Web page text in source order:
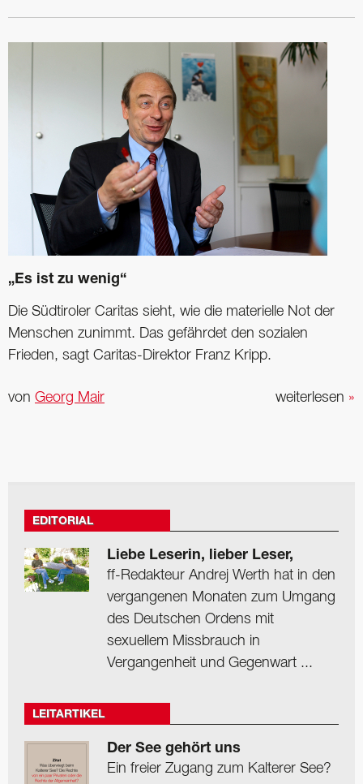
„Es ist zu wenig“
Die Südtiroler Caritas sieht, wie die materielle Not der
Menschen zunimmt. Das gefährdet den sozialen
Frieden, sagt Caritas-Direktor Franz Kripp.
weiterlesen »
von Georg Mair
EDITORIAL
Liebe Leserin, lieber Leser,
ff-Redakteur Andrej Werth hat in den
vergangenen Monaten zum Umgang
des Deutschen Ordens mit
sexuellem Missbrauch in
Vergangenheit und Gegenwart ...
LEITARTIKEL
Der See gehört uns
Ein freier Zugang zum Kalterer See?